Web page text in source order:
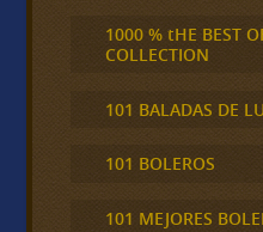
1000 % tHE BEST
COLLECTION
101 BALADAS DE
101 BOLEROS
101 MEJORES